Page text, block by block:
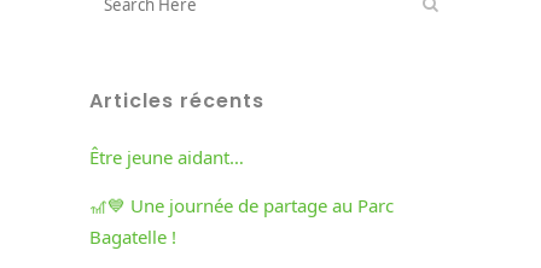
Articles récents
Être jeune aidant…
🎢💙 Une journée de partage au Parc
Bagatelle !